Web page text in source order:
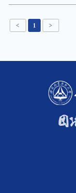
将发送至该邮箱地址
务性工作方面的，建
说，我们都会认真对
< 1 >